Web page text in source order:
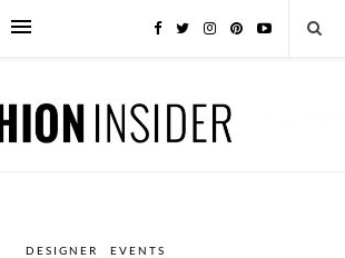
DESIGNER EVENTS